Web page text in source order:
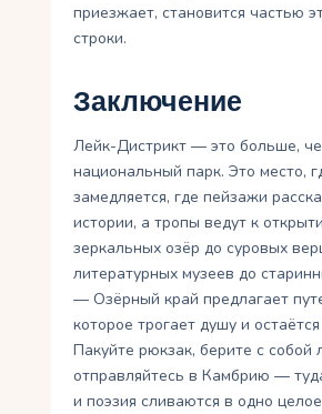
приезжает, становится частью
строки.
Заключение
Лейк-Дистрикт — это больше,
национальный парк. Это место,
замедляется, где пейзажи
истории, а тропы ведут к
зеркальных озёр до суровых
литературных музеев до
— Озёрный край предлагает
которое трогает душу и
Пакуйте рюкзак, берите с собой
отправляйтесь в Камбрию —
и поэзия сливаются в одно